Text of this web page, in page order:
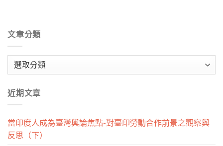
文章分類
類
近期文章
當印度人成為臺灣輿論焦點-對臺印勞動合作前景之觀察與
反思（下）